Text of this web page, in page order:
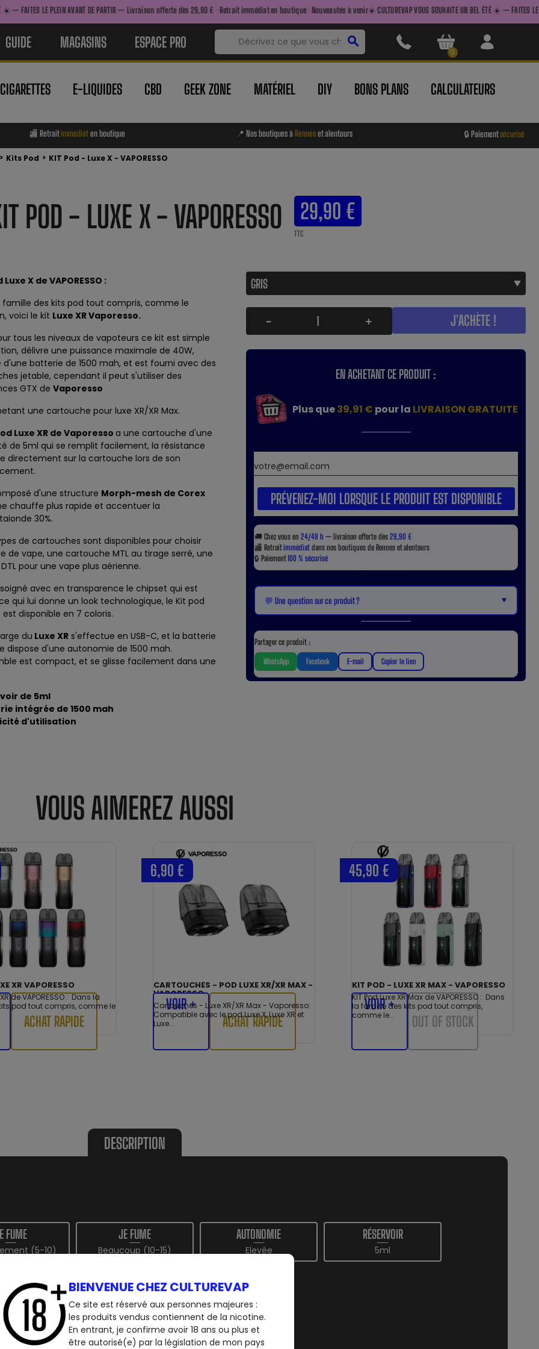
BIENVENUE CHEZ CULTUREVAP
Ce site est réservé aux personnes majeures :
les produits vendus contiennent de la nicotine.
En entrant, je confirme avoir 18 ans ou plus et
être autorisé(e) par la législation de mon pays
AVANT DE PARTIR — Livraison offerte dès 29,90 € · Retrait immédiat en boutique · Nouveautés à venir ☀️ CULTUREVAP VOUS SOUHAITE UN BEL ÉTÉ ☀️ — FAITES LE PLEIN
GUIDE MAGASINS ESPACE PRO search
0
E-LIQUIDES CBD GEEK ZONE MATÉRIEL DIY BONS PLANS CALCULATEURS
🏬 Retraitimmédiaten boutique 📍 Nos boutiques à Renneset alentours 🔒 Paiementsécurisé
> Kits Pod > KIT Pod - Luxe X - VAPORESSO
POD - LUXE X - VAPORESSO 29,90 €
TTC
Luxe X de VAPORESSO :
famille des kits pod tout compris, comme le
, voici le kit Luxe XR Vaporesso.
tous les niveaux de vapoteurs ce kit est simple
délivre une puissance maximale de 40W,
d'une batterie de 1500 mah, et est fourni avec des
jetable, cependant il peut s'utiliser des
GTX de Vaporesso
une cartouche pour luxe XR/XR Max.
Luxe XR de Vaporessoa une cartouche d'une
de 5ml qui se remplit facilement, la résistance
directement sur la cartouche lors de son
d'une structure Morph-mesh de Corex
chauffe plus rapide et accentuer la
30%.
de cartouches sont disponibles pour choisir
de vape, une cartouche MTL au tirage serré, une
pour une vape plus aérienne.
avec en transparence le chipset qui est
qui lui donne un look technologique, le Kit pod
est disponible en 7 coloris.
du Luxe XR s'effectue en USB-C, et la batterie
dispose d'une autonomie de 1500 mah.
est compact, et se glisse facilement dans une
de 5ml
intégrée de 1500 mah
d'utilisation
- + J'ACHÈTE !
EN ACHETANT CE PRODUIT :
Plus que39,91 € pour la LIVRAISON GRATUITE
PRÉVENEZ-MOI LORSQUE LE PRODUIT EST DISPONIBLE
🚚 Chez vous en 24/48 h — livraison offerte dès29,90 €
🏬 Retraitimmédiatdans nos boutiques de Rennes et alentours
🔒 Paiement100 % sécurisé
💬 Une question sur ce produit ? ▼
Partager ce produit :
WhatsApp Facebook E-mail Copier le lien
VOUS AIMEREZ AUSSI
XR VAPORESSO
de VAPORESSO : Dans la
pod tout compris, comme le
ACHAT RAPIDE
CARTOUCHES - POD LUXE XR/XR MAX -
VAPORESSO
Cartouches - Luxe XR/XR Max - Vaporesso:
Compatible avec le pod Luxe X, Luxe XR et
Luxe...
6,90 €
VOIR +
ACHAT RAPIDE
KIT POD - LUXE XR MAX - VAPORESSO
KIT Pod Luxe XR Max de VAPORESSO : Dans
la famille des kits pod tout compris,
comme le...
45,90 €
VOIR +
OUT OF STOCK
DESCRIPTION
FUME
(5-10)
JE FUME
Beaucoup (10-15)
AUTONOMIE
Elevée
RÉSERVOIR
5ml
Aerien